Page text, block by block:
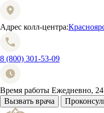
Адрес колл-центра:
8 (800) 301-53-09
Время работы Ежедневно, 24
Вызвать врача